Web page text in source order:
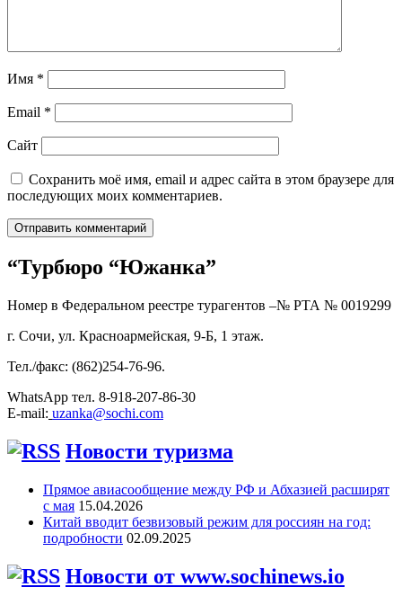
Имя *
Email *
Сайт
Сохранить моё имя, email и адрес сайта в этом браузере для
последующих моих комментариев.
“Турбюро “Южанка”
Номер в Федеральном реестре турагентов –№ РТА № 0019299
г. Сочи, ул. Красноармейская, 9-Б, 1 этаж.
Тел./факс: (862)254-76-96.
WhatsApp тел. 8-918-207-86-30
E-mail: uzanka@sochi.com
Новости туризма
Прямое авиасообщение между РФ и Абхазией расширят
с мая 15.04.2026
Китай вводит безвизовый режим для россиян на год:
подробности 02.09.2025
Новости от www.sochinews.io